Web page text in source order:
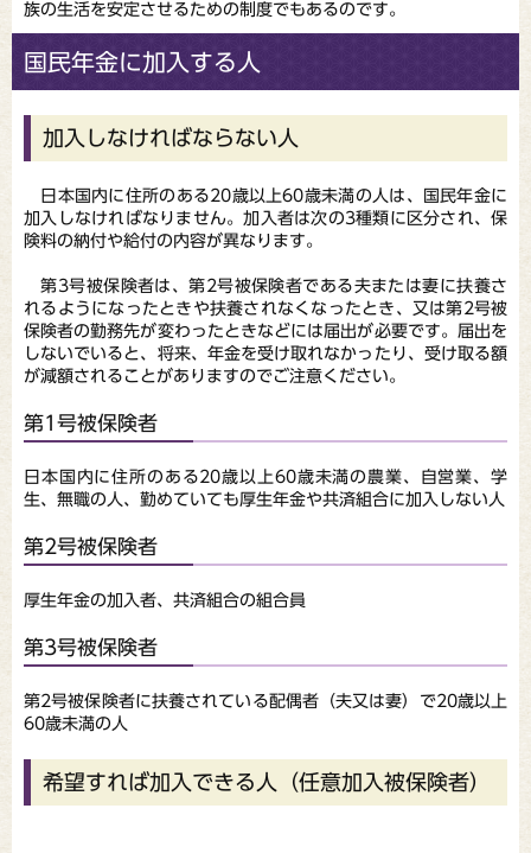
族の生活を安定させるための制度でもあるのです。
国民年金に加入する人
加入しなければならない人
日本国内に住所のある20歳以上60歳未満の人は、国民年金に
加入しなければなりません。加入者は次の3種類に区分され、保
険料の納付や給付の内容が異なります。
第3号被保険者は、第2号被保険者である夫または妻に扶養さ
れるようになったときや扶養されなくなったとき、又は第2号被
保険者の勤務先が変わったときなどには届出が必要です。届出を
しないでいると、将来、年金を受け取れなかったり、受け取る額
が減額されることがありますのでご注意ください。
第1号被保険者
日本国内に住所のある20歳以上60歳未満の農業、自営業、学
生、無職の人、勤めていても厚生年金や共済組合に加入しない人
第2号被保険者
厚生年金の加入者、共済組合の組合員
第3号被保険者
第2号被保険者に扶養されている配偶者（夫又は妻）で20歳以上
60歳未満の人
希望すれば加入できる人（任意加入被保険者）